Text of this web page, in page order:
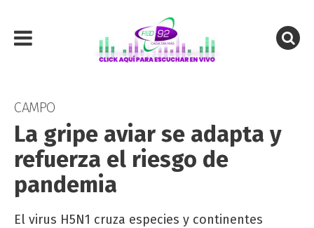
CAMPO
La gripe aviar se adapta y
refuerza el riesgo de
pandemia
El virus H5N1 cruza especies y continentes